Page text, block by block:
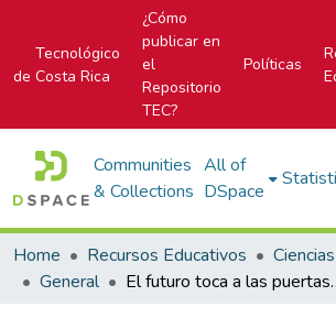
Tecnológico
de Costa Rica
¿Cómo
publicar en
el
Repositorio
TEC?
Políticas
Communities
& Collections
All of
DSpace
Home Recursos Educativos
General
El futuro